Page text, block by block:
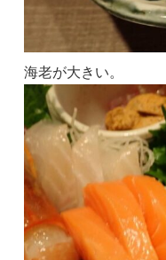
海老が大きい。